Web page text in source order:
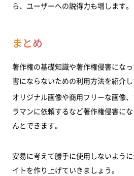
ら、ユーザーへの説得力も増します。
まとめ
著作権の基礎知識や著作権侵害にな
害にならないための利用方法を紹介し
オリジナル画像や商用フリーな画像
ラマンに依頼するなど著作権侵害に
んとできます。
安易に考えて勝手に使用しないよう
イトを作り上げていきましょう。